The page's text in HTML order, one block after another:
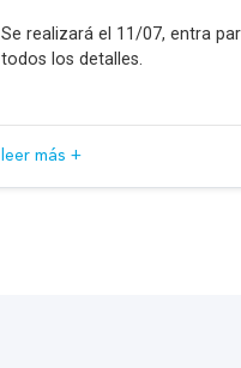
Se realizará el 11/07, entra
todos los detalles.
leer más +